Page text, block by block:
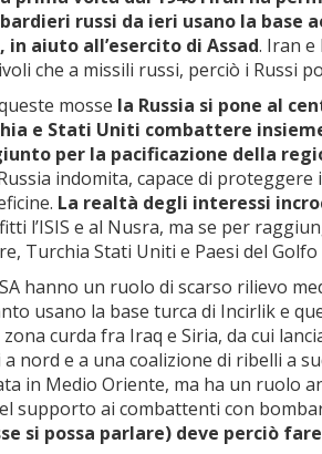
russi da ieri usano la base
in aiuto all’esercito di Assad. Iran
che a missili russi, perciò i Russi
mosse la Russia si pone al
e Stati Uniti combattere
per la pacificazione della
indomita, capace di
La realtà degli interessi
l’ISIS e al Nusra, ma se per
Turchia Stati Uniti e Paesi del Golfo
hanno un ruolo di scarso rilievo
usano la base turca di Incirlik e
zona curda fra Iraq e Siria, da cui
a nord e a una coalizione di ribelli a
in Medio Oriente, ma ha un ruolo
supporto ai combattenti con
si possa parlare) deve perciò